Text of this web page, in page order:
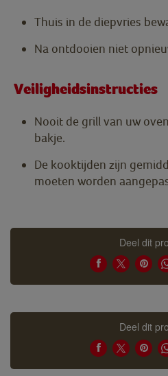
Thuis in de diepvries
Na ontdooien niet
Veiligheidsinstructies
Nooit de grill van uw
bakje.
De kooktijden zijn
moeten worden
Deel dit
Deel dit